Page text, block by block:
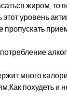
жиром, то
уровень
пропускать
много
похудеть и